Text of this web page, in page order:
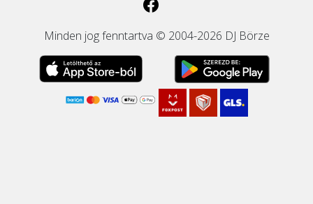
Minden jog fenntartva © 2004-2026 DJ Börze